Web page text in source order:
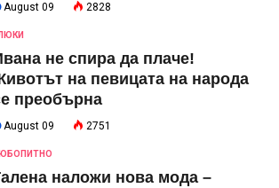
August 09 2828
не спира да плаче!
на певицата на народа
преобърна
August 09 2751
наложи нова мода –